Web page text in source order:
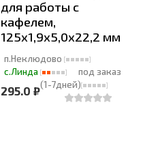
для работы с
кафелем,
125х1,9х5,0х22,2 мм
п.Неклюдово
с.Линда
под заказ
(1-7дней)
295.0 ₽